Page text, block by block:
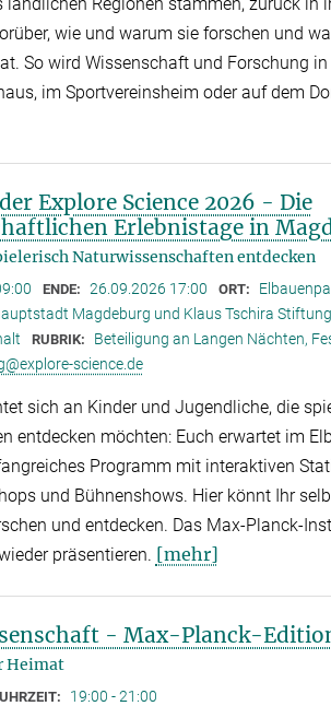
wie und warum sie forschen und
So wird Wissenschaft und Forschung
im Sportvereinsheim oder auf dem
Explore Science 2026 - Die
Erlebnistage in
Naturwissenschaften entdecken
ENDE: 26.09.2026 17:00 ORT:
Magdeburg und Klaus Tschira Stiftung
RUBRIK: Beteiligung an Langen Nächten,
science.de
sich an Kinder und Jugendliche, die
entdecken möchten: Euch erwartet im
Programm mit interaktiven
und Bühnenshows. Hier könnt Ihr
und entdecken. Das Max-Planck-
präsentieren. [mehr]
- Max-Planck-
Heimat
UHRZEIT: 19:00 - 21:00